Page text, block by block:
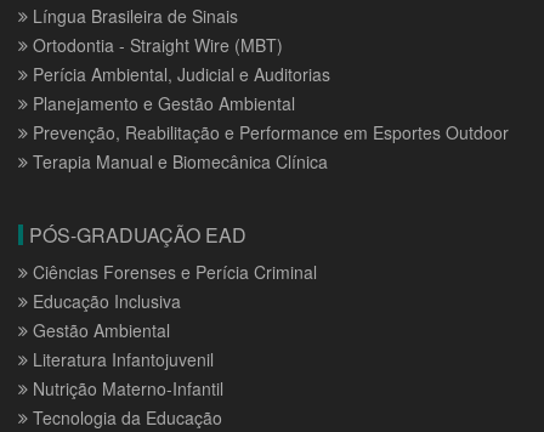
Língua Brasileira de Sinais
Ortodontia - Straight Wire (MBT)
Perícia Ambiental, Judicial e Auditorias
Planejamento e Gestão Ambiental
Prevenção, Reabilitação e Performance em Esportes Outdoor
Terapia Manual e Biomecânica Clínica
PÓS-GRADUAÇÃO EAD
Ciências Forenses e Perícia Criminal
Educação Inclusiva
Gestão Ambiental
Literatura Infantojuvenil
Nutrição Materno-Infantil
Tecnologia da Educação